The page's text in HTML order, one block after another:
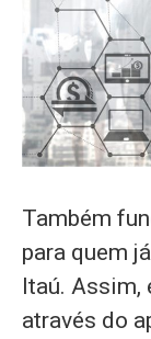
Também
para quem
Itaú. Assim,
através do